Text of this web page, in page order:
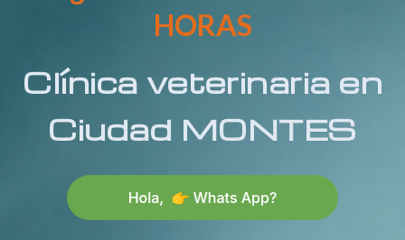
HORAS
Clínica veterinaria en
Ciudad MONTES